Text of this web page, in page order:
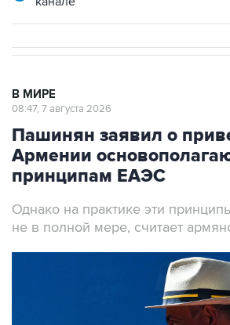
В МИРЕ
08:47, 7 августа 2026
Пашинян заявил о
Армении
принципам ЕАЭС
Однако на практике эти
не в полной мере, считает